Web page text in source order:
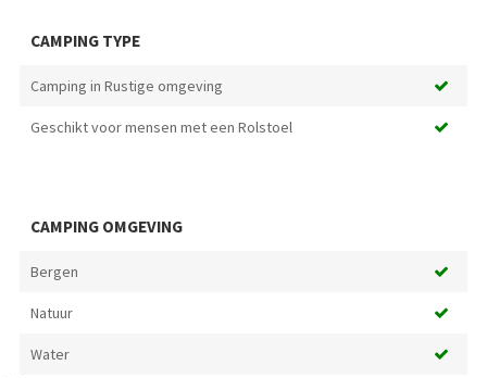
CAMPING TYPE
Camping in Rustige omgeving
Geschikt voor mensen met een Rolstoel
CAMPING OMGEVING
Bergen
Natuur
Water